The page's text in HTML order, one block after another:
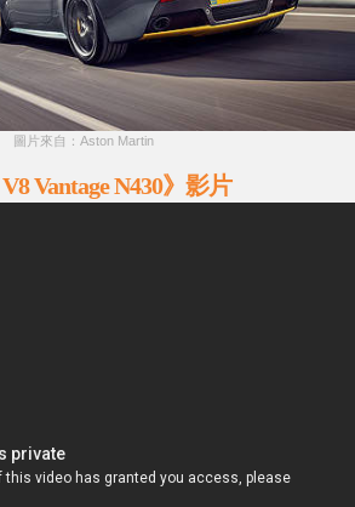
圖片來自：Aston Martin
Vantage N430》影片